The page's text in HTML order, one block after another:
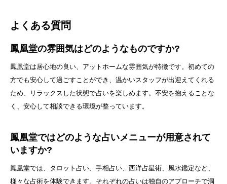
よくある質問
鳳凰堂の雰囲気はどのようなものですか?
鳳凰堂は居心地の良い、アットホームな雰囲気が特徴です。初めての
方でも安心して過ごすことができ、温かいスタッフが出迎えてくれる
ため、リラックスした状態で占いを楽しめます。不安を抱えることな
く、安心して相談できる環境が整っています。
鳳凰堂ではどのような占いメニューが用意されて
いますか?
鳳凰堂では、タロット占い、手相占い、西洋占星術、風水鑑定など、
様々な占術を体験できます。それぞれの占いは独自のアプローチで洞